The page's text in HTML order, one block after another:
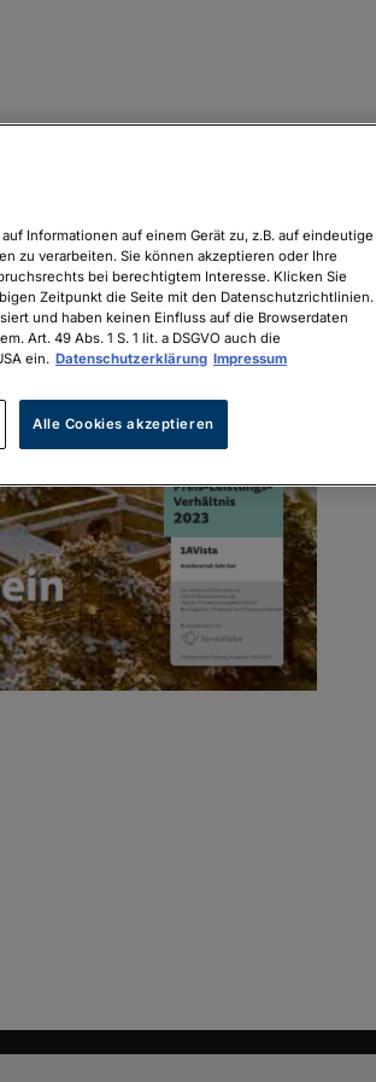
Informationen auf einem Gerät zu, z.B. auf eindeutige
zu verarbeiten. Sie können akzeptieren oder Ihre
bei berechtigtem Interesse. Klicken Sie
Zeitpunkt die Seite mit den Datenschutzrichtlinien.
und haben keinen Einfluss auf die Browserdaten
Art. 49 Abs. 1 S. 1 lit. a DSGVO auch die
ein. Datenschutzerklärung Impressum
Alle Cookies akzeptieren